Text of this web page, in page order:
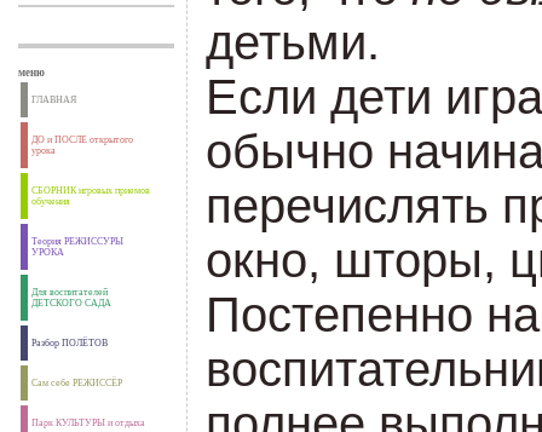
меню
ГЛАВНАЯ
ДО и ПОСЛЕ открытого
урока
СБОРНИК игровых приемов
обучения
Теория РЕЖИССУРЫ
УРОКА
Для воспитателей
ДЕТСКОГО САДА
Разбор ПОЛЁТОВ
Сам себе РЕЖИССЁР
Парк КУЛЬТУРЫ и отдыха
детьми.
Если дети
обычно
перечислять
окно, шторы,
Постепенно